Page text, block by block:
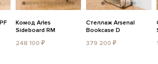
Комод Arles
Sideboard RM
248 100 ₽
Стеллаж Arsenal
Bookcase D
379 200 ₽